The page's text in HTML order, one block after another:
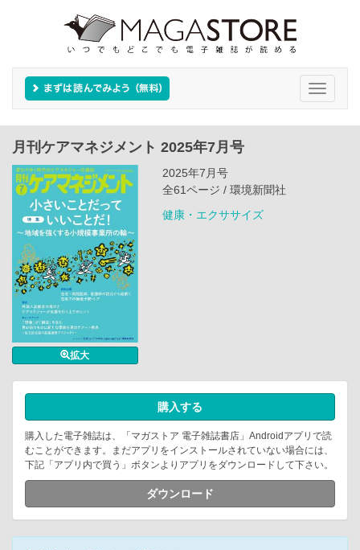
Toggle
月刊ケアマネジメント 2025年7月号
拡大
2025年7月号
全61ページ / 環境新聞社
健康・エクササイズ
購入する
購入した電子雑誌は、「マガストア 電子雑誌書店」Androidアプリで読
むことができます。まだアプリをインストールされていない場合には、
下記「アプリ内で買う」ボタンよりアプリをダウンロードして下さい。
ダウンロード